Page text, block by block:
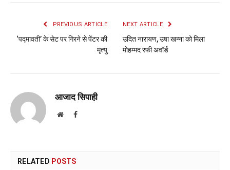
PREVIOUS ARTICLE
‘पद्मावती’ के सेट पर गिरने से पेंटर की
मृत्यु
NEXT ARTICLE
उदित नारायण, उषा खन्ना को मिला
मोहम्मद रफी अवॉर्ड
आजाद सिपाही
WebsiteFacebook
RELATED POSTS